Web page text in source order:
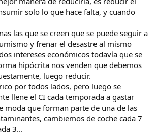
solo lo que hace falta, y cuando
las que se creen que se puede seguir a
y frenar el desastre al mismo
intereses económicos todavía que se
hipócrita nos venden que debemos
luego reducir.
por todos lados, pero luego se
llene el CI cada temporada a gastar
moda que forman parte de una de las
cambiemos de coche cada 7
3...